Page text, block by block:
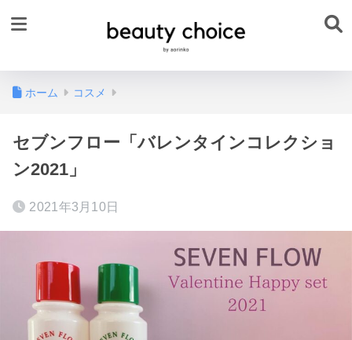
ホーム コスメ
セブンフロー「バレンタインコレクショ
ン2021」
2021年3月10日